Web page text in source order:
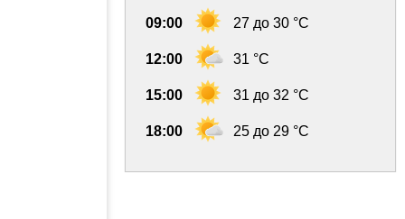
09:00 27 до 30 °C
12:00 31 °C
15:00 31 до 32 °C
18:00 25 до 29 °C